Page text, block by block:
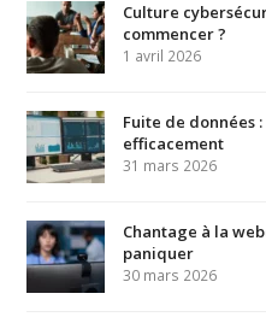
Culture
commencer ?
1 avril 2026
Fuite de données
efficacement
31 mars 2026
Chantage à la
paniquer
30 mars 2026